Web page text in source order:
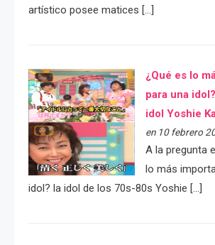
artístico posee matices […]
¿Qué es lo
para una
idol Yoshie
en 10 febrero
A la pregunta
lo más
idol? la idol de los 70s-80s Yoshie […]